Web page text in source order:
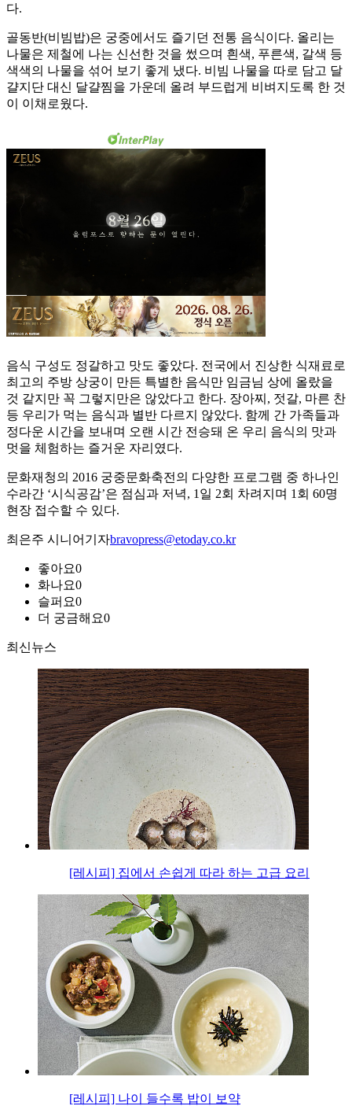
다.
골동반(비빔밥)은 궁중에서도 즐기던 전통 음식이다. 올리는
나물은 제철에 나는 신선한 것을 썼으며 흰색, 푸른색, 갈색 등
색색의 나물을 섞어 보기 좋게 냈다. 비빔 나물을 따로 담고 달
걀지단 대신 달걀찜을 가운데 올려 부드럽게 비벼지도록 한 것
이 이채로웠다.
음식 구성도 정갈하고 맛도 좋았다. 전국에서 진상한 식재료로
최고의 주방 상궁이 만든 특별한 음식만 임금님 상에 올랐을
것 같지만 꼭 그렇지만은 않았다고 한다. 장아찌, 젓갈, 마른 찬
등 우리가 먹는 음식과 별반 다르지 않았다. 함께 간 가족들과
정다운 시간을 보내며 오랜 시간 전승돼 온 우리 음식의 맛과
멋을 체험하는 즐거운 자리였다.
문화재청의 2016 궁중문화축전의 다양한 프로그램 중 하나인
수라간 ‘시식공감’은 점심과 저녁, 1일 2회 차려지며 1회 60명
현장 접수할 수 있다.
최은주 시니어기자bravopress@etoday.co.kr
좋아요0
화나요0
슬퍼요0
더 궁금해요0
최신뉴스
[레시피] 집에서 손쉽게 따라 하는 고급 요리
[레시피] 나이 들수록 밥이 보약